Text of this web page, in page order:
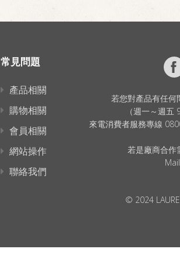
常見問題
產品相關
購物相關
會員相關
網站操作
聯絡我們
若您對產品有任
（週一～週五
來電消費者服務專線
若是廠商合作
Mail
© 2024